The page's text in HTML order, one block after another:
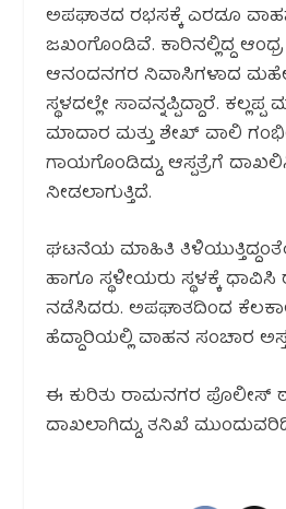
ಅಪಘಾತದ ರಭಸಕ್ಕೆ ಎರಡೂ
ಜಖಂಗೊಂಡಿವೆ. ಕಾರಿನಲ್ಲಿದ್ದ
ಆನಂದನಗರ ನಿವಾಸಿಗಳಾದ
ಸ್ಥಳದಲ್ಲೇ ಸಾವನ್ನಪ್ಪಿದ್ದಾರೆ. ಕಲ್ಲಪ್ಪ
ಮಾದಾರ ಮತ್ತು ಶೇಖ್ ವಾಲಿ
ಗಾಯಗೊಂಡಿದ್ದು, ಆಸ್ಪತ್ರೆಗೆ
ನೀಡಲಾಗುತ್ತಿದೆ.
ಘಟನೆಯ ಮಾಹಿತಿ
ಹಾಗೂ ಸ್ಥಳೀಯರು ಸ್ಥಳಕ್ಕೆ
ನಡೆಸಿದರು. ಅಪಘಾತದಿಂದ
ಹೆದ್ದಾರಿಯಲ್ಲಿ ವಾಹನ ಸಂಚಾರ
ಈ ಕುರಿತು ರಾಮನಗರ ಪೊಲೀಸ್
ದಾಖಲಾಗಿದ್ದು, ತನಿಖೆ